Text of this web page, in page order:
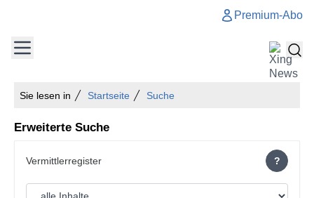
Premium-Abo
Sie lesen in Startseite Suche
Erweiterte Suche
?